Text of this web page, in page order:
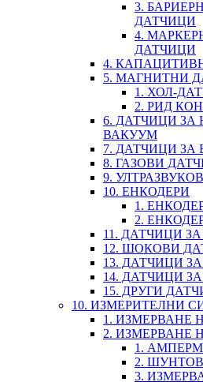
3.
ДАТЧИЦИ
4.
ДАТЧИЦИ
4.
5. МАГНИТНИ
1. ХОЛ-
2. РИД
6. ДАТЧИЦИ ЗА
ВАКУУМ
7. ДАТЧИЦИ
8. ГАЗОВИ
9.
10. ЕНКОДЕРИ
1.
2.
11. ДАТЧИЦИ
12. ШОКОВИ
13. ДАТЧИЦИ
14. ДАТЧИЦИ
15. ДРУГИ
10. ИЗМЕРИТЕЛНИ
1. ИЗМЕРВАНЕ
2. ИЗМЕРВАНЕ
1.
2.
3.